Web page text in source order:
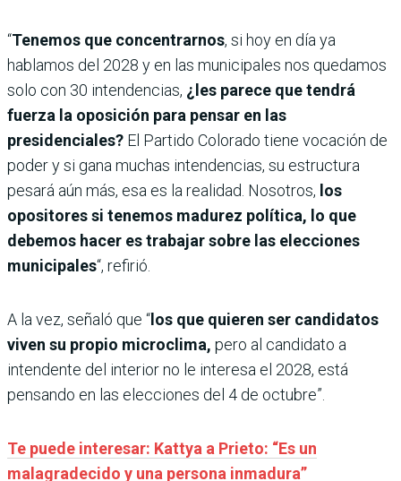
“Tenemos que concentrarnos, si hoy en día ya
hablamos del 2028 y en las municipales nos quedamos
solo con 30 intendencias, ¿les parece que tendrá
fuerza la oposición para pensar en las
presidenciales? El Partido Colorado tiene vocación de
poder y si gana muchas intendencias, su estructura
pesará aún más, esa es la realidad. Nosotros, los
opositores si tenemos madurez política, lo que
debemos hacer es trabajar sobre las elecciones
municipales“, refirió.
A la vez, señaló que “ los que quieren ser candidatos
viven su propio microclima, pero al candidato a
intendente del interior no le interesa el 2028, está
pensando en las elecciones del 4 de octubre”.
Te puede interesar: Kattya a Prieto: “Es un
malagradecido y una persona inmadura”